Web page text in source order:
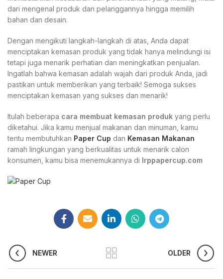
dari mengenal produk dan pelanggannya hingga memilih
bahan dan desain.
Dengan mengikuti langkah-langkah di atas, Anda dapat
menciptakan kemasan produk yang tidak hanya melindungi isi
tetapi juga menarik perhatian dan meningkatkan penjualan.
Ingatlah bahwa kemasan adalah wajah dari produk Anda, jadi
pastikan untuk memberikan yang terbaik! Semoga sukses
menciptakan kemasan yang sukses dan menarik!
Itulah beberapa cara membuat kemasan produk yang perlu
diketahui. Jika kamu menjual makanan dan minuman, kamu
tentu membutuhkan Paper Cup dan Kemasan Makanan
ramah lingkungan yang berkualitas untuk menarik calon
konsumen, kamu bisa menemukannya di Irppapercup.com
NEWER OLDER